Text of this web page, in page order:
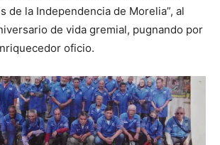
de la Independencia de Morelia”, al
de vida gremial, pugnando por
oficio.